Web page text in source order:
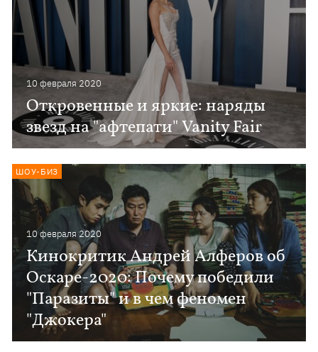
10 февраля 2020
Откровенные и яркие: наряды
звезд на "афтепати" Vanity Fair
10 февраля 2020
Кинокритик Андрей Алферов об
Оскаре-2020: Почему победили
"Паразиты" и в чем феномен
"Джокера"
ШОУ-БИЗ